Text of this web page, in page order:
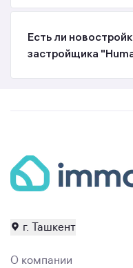
Есть ли
застройщика
г. Ташкент
О компании